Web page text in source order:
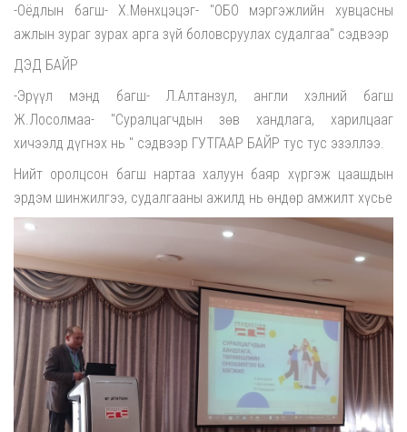
-Оёдлын багш- Х.Мөнхцэцэг- "ОБО мэргэжлийн хувцасны
ажлын зураг зурах арга зүй боловсруулах судалгаа" сэдвээр
ДЭД БАЙР
-Эрүүл мэнд багш- Л.Алтанзул, англи хэлний багш
Ж.Лосолмаа- "Суралцагчдын зөв хандлага, харилцааг
хичээлд дүгнэх нь " сэдвээр ГУТГААР БАЙР тус тус эзэллээ.
Нийт оролцсон багш нартаа халуун баяр хүргэж цаашдын
эрдэм шинжилгээ, судалгааны ажилд нь өндөр амжилт хүсье